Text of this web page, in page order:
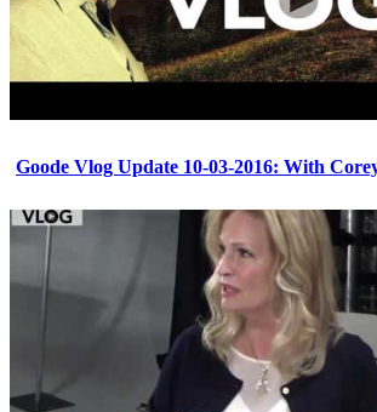
Goode Vlog Update 10-03-2016: With